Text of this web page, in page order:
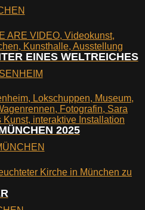
EINES WELTREICHES
2025